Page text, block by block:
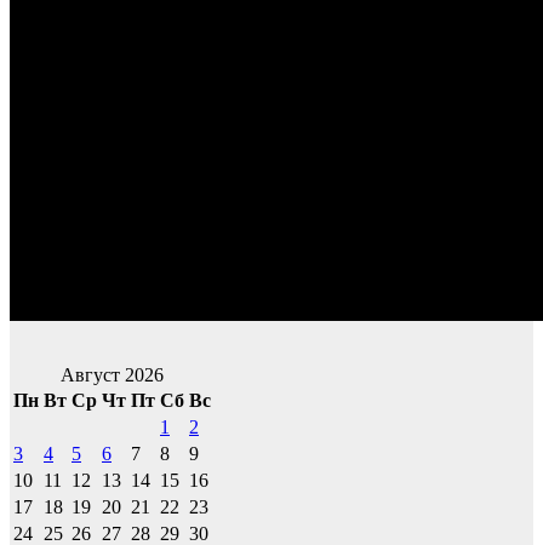
Август 2026
Пн Вт Ср Чт Пт Сб Вс
1
2
3
4 5 6 7 8
9
10 11 12 13 14 15 16
17 18 19 20 21 22 23
24 25 26 27 28 29 30